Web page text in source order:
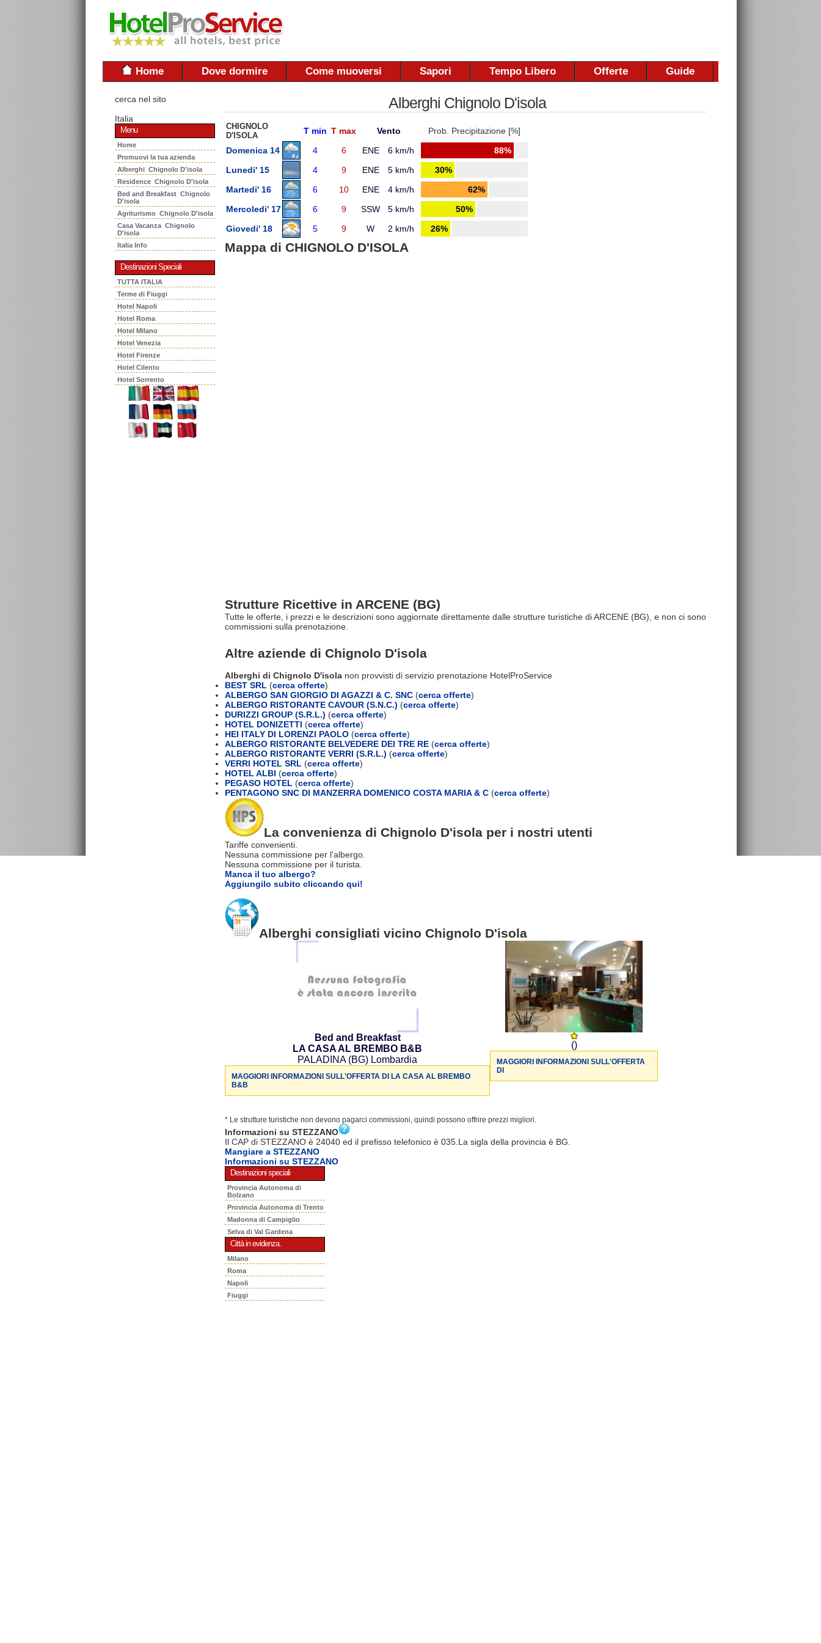
Home Dove dormire Come muoversi Sapori Tempo Libero Offerte Guide
cerca nel sito
Italia
Menu
Home
Promuovi la tua azienda
Alberghi Chignolo D'isola
Residence Chignolo D'isola
Bed and Breakfast Chignolo
D'isola
Agriturismo Chignolo D'isola
Casa Vacanza Chignolo
D'isola
Italia Info
Destinazioni Speciali
TUTTA ITALIA
Terme di Fiuggi
Hotel Napoli
Hotel Roma
Hotel Milano
Hotel Venezia
Hotel Firenze
Hotel Cilento
Hotel Sorrento
Alberghi Chignolo D'isola
CHIGNOLO
D'ISOLA
T min T max Vento
Prob. Precipitazione [%]
Domenica 14
4 6 ENE 6 km/h
88%
Lunedi' 15
4 9 ENE 5 km/h
30%
Martedi' 16
6 10 ENE 4 km/h
62%
Mercoledi' 17
6 9 SSW 5 km/h
50%
Giovedi' 18
5 9 W 2 km/h 26%
Mappa di CHIGNOLO D'ISOLA
Strutture Ricettive in ARCENE (BG)
Tutte le offerte, i prezzi e le descrizioni sono aggiornate direttamente dalle strutture turistiche di ARCENE (BG), e non ci sono
commissioni sulla prenotazione.
Altre aziende di Chignolo D'isola
Alberghi di Chignolo D'isola non provvisti di servizio prenotazione HotelProService
BEST SRL (cerca offerte)
ALBERGO SAN GIORGIO DI AGAZZI & C. SNC (cerca offerte)
ALBERGO RISTORANTE CAVOUR (S.N.C.) (cerca offerte)
DURIZZI GROUP (S.R.L.) (cerca offerte)
HOTEL DONIZETTI (cerca offerte)
HEI ITALY DI LORENZI PAOLO (cerca offerte)
ALBERGO RISTORANTE BELVEDERE DEI TRE RE (cerca offerte)
ALBERGO RISTORANTE VERRI (S.R.L.) (cerca offerte)
VERRI HOTEL SRL (cerca offerte)
HOTEL ALBI (cerca offerte)
PEGASO HOTEL (cerca offerte)
PENTAGONO SNC DI MANZERRA DOMENICO COSTA MARIA & C (cerca offerte)
La convenienza di Chignolo D'isola per i nostri utenti
Tariffe convenienti.
Nessuna commissione per l'albergo.
Nessuna commissione per il turista.
Manca il tuo albergo?
Aggiungilo subito cliccando qui!
Alberghi consigliati vicino Chignolo D'isola
Bed and Breakfast
LA CASA AL BREMBO B&B
PALADINA (BG) Lombardia
MAGGIORI INFORMAZIONI SULL'OFFERTA DI LA CASA AL BREMBO
B&B
()
MAGGIORI INFORMAZIONI SULL'OFFERTA
DI
* Le strutture turistiche non devono pagarci commissioni, quindi possono offrire prezzi migliori.
Informazioni su STEZZANO
Il CAP di STEZZANO è 24040 ed il prefisso telefonico è 035.La sigla della provincia è BG.
Mangiare a STEZZANO
Informazioni su STEZZANO
Destinazioni speciali
Provincia Autonoma di
Bolzano
Provincia Autonoma di Trento
Madonna di Campiglio
Selva di Val Gardena
Città in evidenza.
Milano
Roma
Napoli
Fiuggi